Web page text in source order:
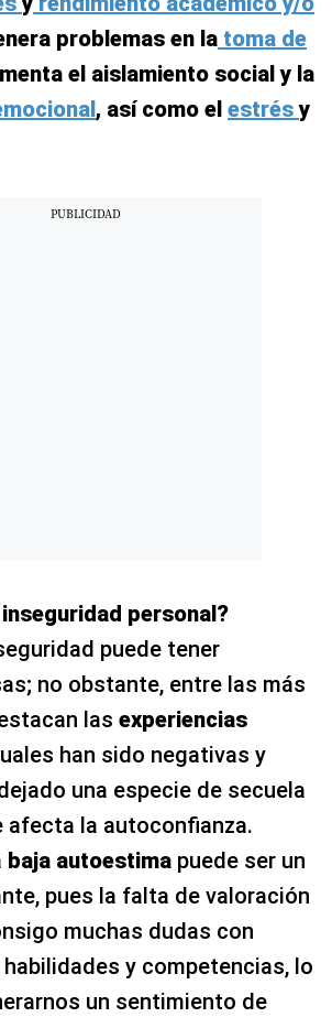
problemas en la toma de
el aislamiento social y la
, así como el estrésy
inseguridad personal?
puede tener
no obstante, entre las más
las experiencias
han sido negativas y
una especie de secuela
afecta la autoconfianza.
baja autoestima puede ser un
pues la falta de valoración
muchas dudas con
y competencias, lo
un sentimiento de